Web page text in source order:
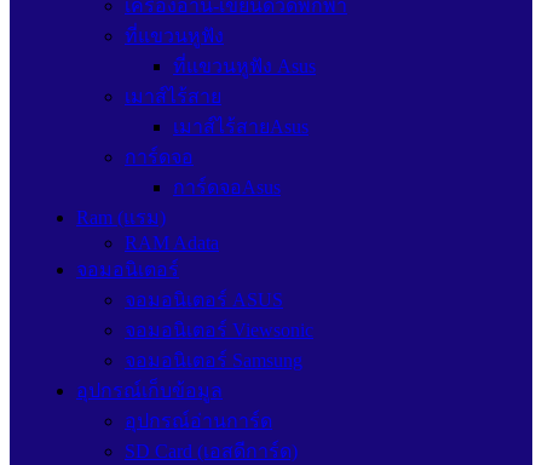
เครื่องอ่าน-เขียนดีวีดีพกพา
ที่แขวนหูฟัง
ที่แขวนหูฟัง Asus
เมาส์ไร้สาย
เมาส์ไร้สายAsus
การ์ดจอ
การ์ดจอAsus
Ram (แรม)
RAM Adata
จอมอนิเตอร์
จอมอนิเตอร์ ASUS
จอมอนิเตอร์ Viewsonic
จอมอนิเตอร์ Samsung
อุปกรณ์เก็บข้อมูล
อุปกรณ์อ่านการ์ด
SD Card (เอสดีการ์ด)